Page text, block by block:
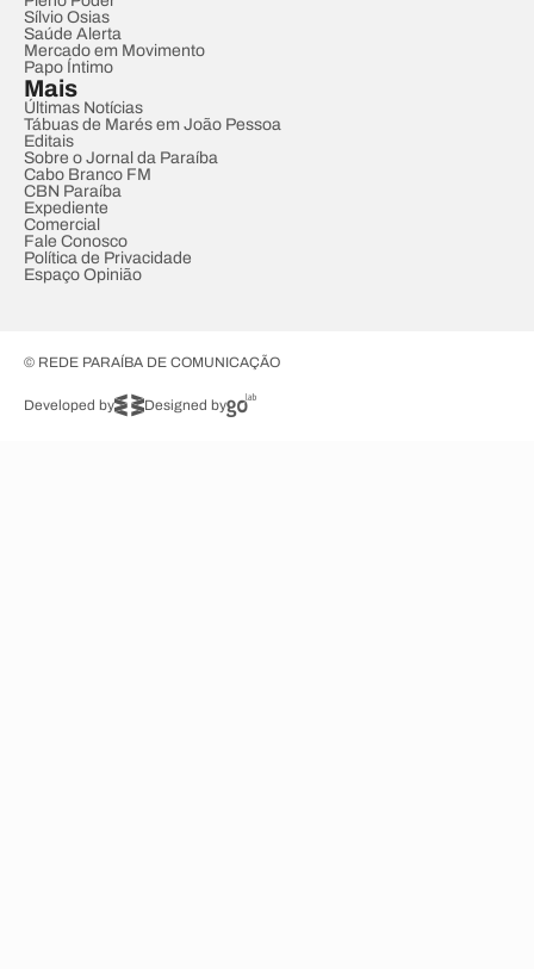
Sílvio Osias
Saúde Alerta
Mercado em Movimento
Papo Íntimo
Mais
Últimas Notícias
Tábuas de Marés em João Pessoa
Editais
Sobre o Jornal da Paraíba
Cabo Branco FM
CBN Paraíba
Expediente
Comercial
Fale Conosco
Política de Privacidade
Espaço Opinião
© REDE PARAÍBA DE COMUNICAÇÃO
Developed by Designed by